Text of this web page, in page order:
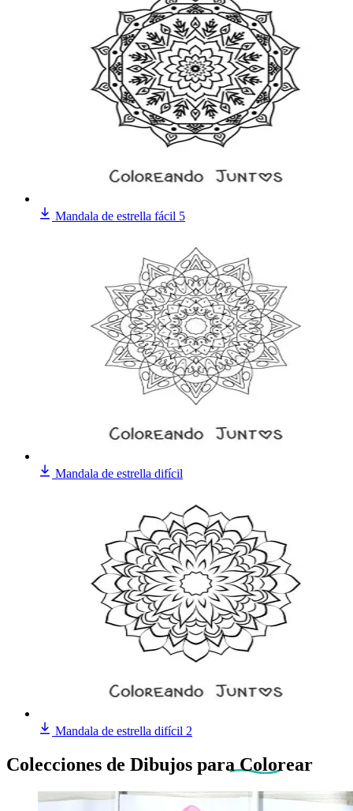
Mandala de estrella fácil 5
Mandala de estrella difícil
Mandala de estrella difícil 2
Colecciones de Dibujos para Colorear